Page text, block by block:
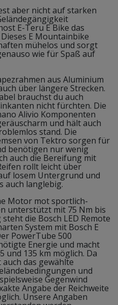
aber nicht auf starken
E-Teru E Bike das
E Mountainbike
mühelos und sorgt
wie für Spaß auf
aus Aluminium
über längere Strecken.
brauchst du auch
nicht fürchten. Die
Alivio Komponenten
und hält auch
stand. Die
von Tektro sorgen für
benötigen nur wenig
auch die Bereifung mit
rollt leicht über
losem Untergrund und
auch langlebig.
Motor mot sportlich-
unterstützt mit 75 Nm bis
die Bosch LED Remote
System mit Bosch E
PowerTube 500
Energie und macht
und 135 km möglich. Da
das gewählte
und
Gegenwind
Angabe der Reichweite
Unsere Angaben